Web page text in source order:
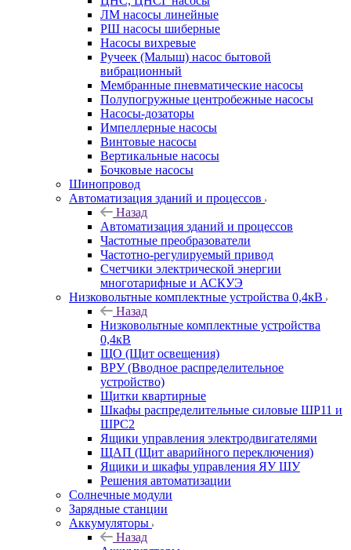
ЛМ насосы линейные
РШ насосы шиберные
Насосы вихревые
Ручеек (Малыш) насос бытовой
вибрационный
Мембранные пневматические насосы
Полупогружные центробежные насосы
Насосы-дозаторы
Импеллерные насосы
Винтовые насосы
Вертикальные насосы
Бочковые насосы
Шинопровод
Автоматизация зданий и процессов
Назад
Автоматизация зданий и процессов
Частотные преобразователи
Частотно-регулируемый привод
Счетчики электрической энергии
многотарифные и АСКУЭ
Низковольтные комплектные устройства 0,4кВ
Назад
Низковольтные комплектные устройства
0,4кВ
ЩО (Щит освещения)
ВРУ (Вводное распределительное
устройство)
Щитки квартирные
Шкафы распределительные силовые ШР11 и
ШРС2
Ящики управления электродвигателями
ЩАП (Щит аварийного переключения)
Ящики и шкафы управления ЯУ ШУ
Решения автоматизации
Солнечные модули
Зарядные станции
Аккумуляторы
Назад